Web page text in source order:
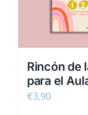
Rincón de
para el
€3,90